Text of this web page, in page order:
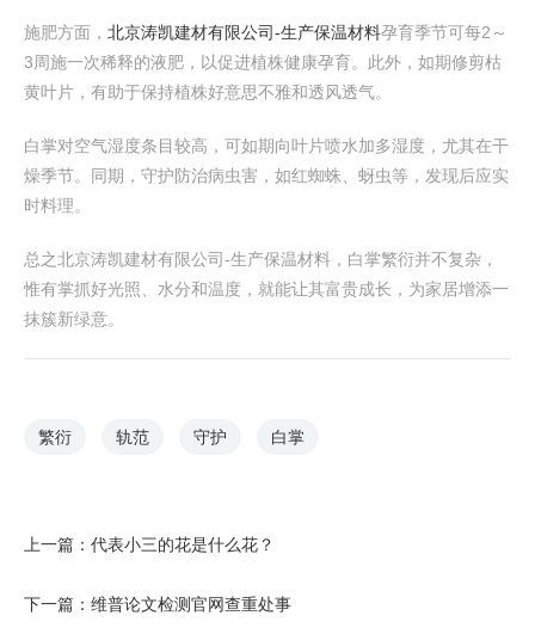
施肥方面， 北京涛凯建材有限公司-生产保温材料孕育季节可每2～
3周施一次稀释的液肥，以促进植株健康孕育。此外，如期修剪枯
黄叶片，有助于保持植株好意思不雅和透风透气。
白掌对空气湿度条目较高，可如期向叶片喷水加多湿度，尤其在干
燥季节。同期，守护防治病虫害，如红蜘蛛、蚜虫等，发现后应实
时料理。
总之北京涛凯建材有限公司-生产保温材料，白掌繁衍并不复杂，
惟有掌抓好光照、水分和温度，就能让其富贵成长，为家居增添一
抹簇新绿意。
繁衍 轨范 守护 白掌
上一篇： 代表小三的花是什么花？
下一篇： 维普论文检测官网查重处事